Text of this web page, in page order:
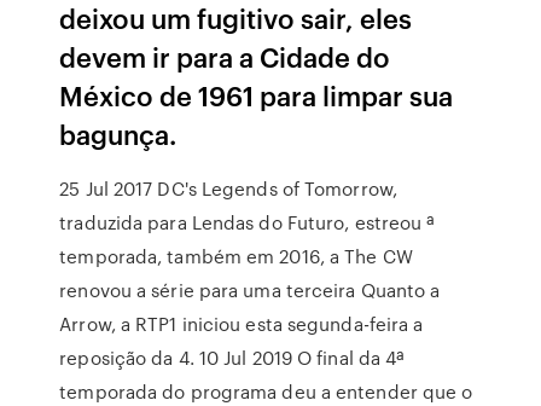
deixou um fugitivo sair, eles
devem ir para a Cidade do
México de 1961 para limpar sua
bagunça.
25 Jul 2017 DC's Legends of Tomorrow,
traduzida para Lendas do Futuro, estreou ª
temporada, também em 2016, a The CW
renovou a série para uma terceira Quanto a
Arrow, a RTP1 iniciou esta segunda-feira a
reposição da 4. 10 Jul 2019 O final da 4ª
temporada do programa deu a entender que o